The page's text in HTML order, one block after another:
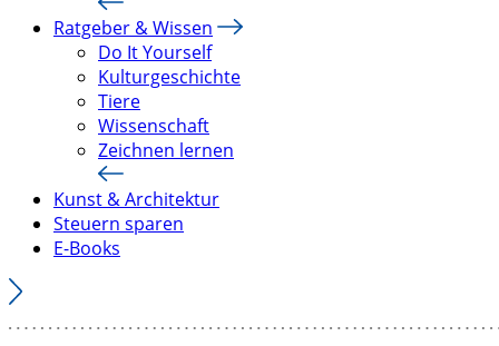
Ratgeber & Wissen
Do It Yourself
Kulturgeschichte
Tiere
Wissenschaft
Zeichnen lernen
Kunst & Architektur
Steuern sparen
E-Books